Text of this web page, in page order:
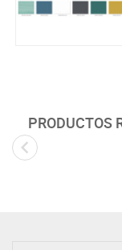
PRODUCTOS